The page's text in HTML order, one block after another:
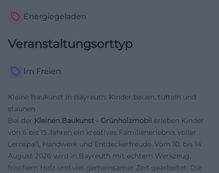
Energiegeladen
Veranstaltungsorttyp
Im Freien
Kleine Baukunst in Bayreuth: Kinder bauen, tüfteln und
staunen
Bei der Kleinen Baukunst - Grünholzmobil erleben Kinder
von 6 bis 15 Jahren ein kreatives Familienerlebnis voller
Lernspaß, Handwerk und Entdeckerfreude. Vom 10. bis 14.
August 2026 wird in Bayreuth mit echtem Werkzeug,
frischem Holz und viel gemeinsamer Zeit gearbeitet. Die